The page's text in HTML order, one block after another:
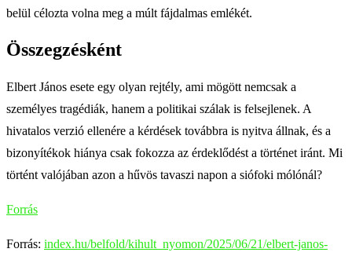
belül célozta volna meg a múlt fájdalmas emlékét.
Összegzésként
Elbert János esete egy olyan rejtély, ami mögött nemcsak a
személyes tragédiák, hanem a politikai szálak is felsejlenek. A
hivatalos verzió ellenére a kérdések továbbra is nyitva állnak, és a
bizonyítékok hiánya csak fokozza az érdeklődést a történet iránt. Mi
történt valójában azon a hűvös tavaszi napon a siófoki mólónál?
Forrás
Forrás: index.hu/belfold/kihult_nyomon/2025/06/21/elbert-janos-